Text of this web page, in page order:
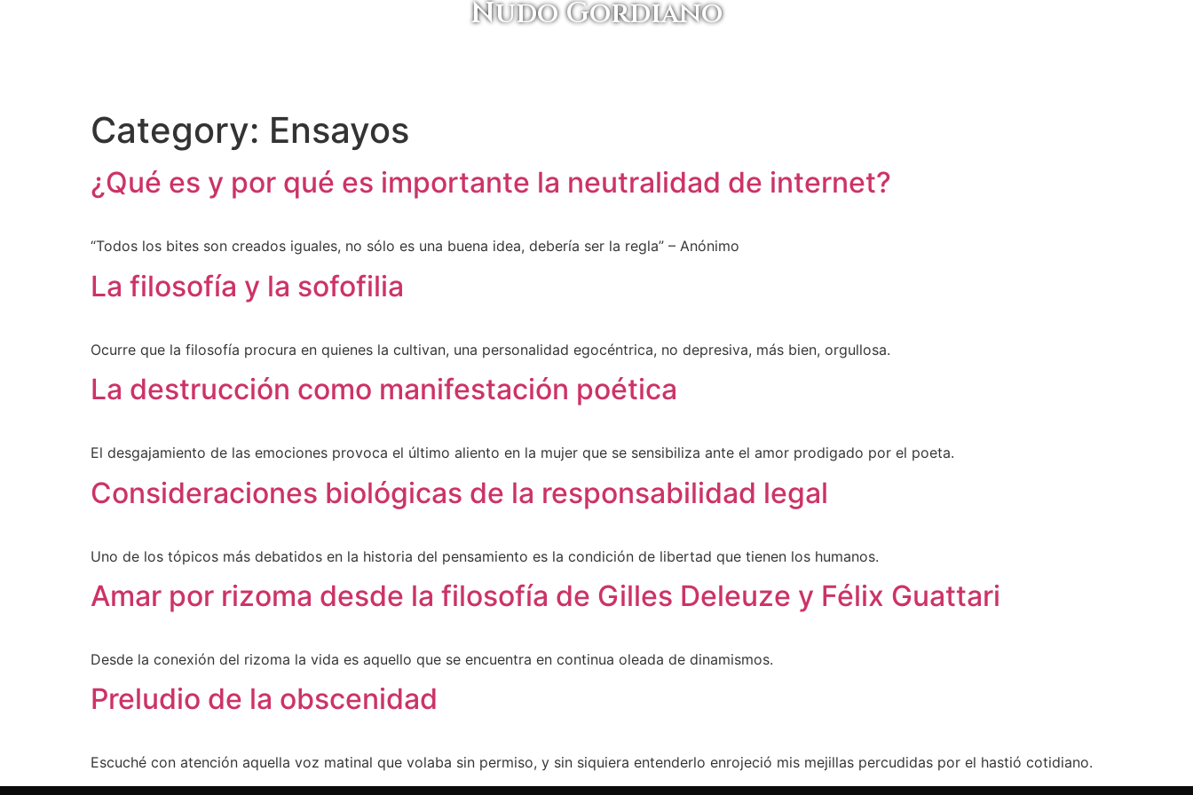
Nudo Gordiano
Category: Ensayos
¿Qué es y por qué es importante la neutralidad de internet?
“Todos los bites son creados iguales, no sólo es una buena idea, debería ser la regla” – Anónimo
La filosofía y la sofofilia
Ocurre que la filosofía procura en quienes la cultivan, una personalidad egocéntrica, no depresiva, más bien, orgullosa.
La destrucción como manifestación poética
El desgajamiento de las emociones provoca el último aliento en la mujer que se sensibiliza ante el amor prodigado por el poeta.
Consideraciones biológicas de la responsabilidad legal
Uno de los tópicos más debatidos en la historia del pensamiento es la condición de libertad que tienen los humanos.
Amar por rizoma desde la filosofía de Gilles Deleuze y Félix Guattari
Desde la conexión del rizoma la vida es aquello que se encuentra en continua oleada de dinamismos.
Preludio de la obscenidad
Escuché con atención aquella voz matinal que volaba sin permiso, y sin siquiera entenderlo enrojeció mis mejillas percudidas por el hastió cotidiano.